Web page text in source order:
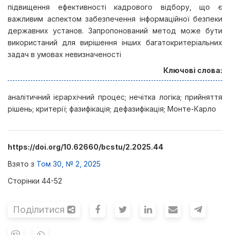
підвищення ефективності кадрового відбору, що є
важливим аспектом забезпечення інформаційної безпеки
державних установ. Запропонований метод може бути
використаний для вирішення інших багатокритеріальних
задач в умовах невизначеності
Ключові слова:
аналітичний ієрархічний процес; нечітка логіка; прийняття
рішень; критерії; фазифікація; дефазифікація; Монте-Карло
https://doi.org/10.62660/bcstu/2.2025.44
Взято з Том 30, № 2, 2025
Сторінки 44-52
Поділитися